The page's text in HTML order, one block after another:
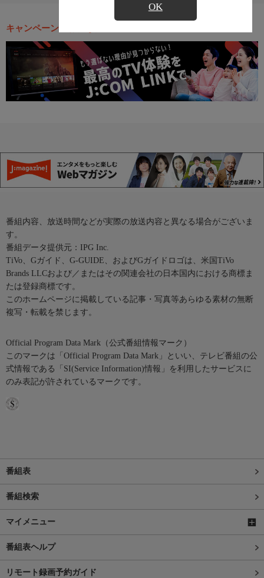
OK
キャンペーン・お得な情報
番組内容、放送時間などが実際の放送内容と異なる場合がございま
す。
番組データ提供元：IPG Inc.
TiVo、Gガイド、G-GUIDE、およびGガイドロゴは、米国TiVo
Brands LLCおよび／またはその関連会社の日本国内における商標ま
たは登録商標です。
このホームページに掲載している記事・写真等あらゆる素材の無断
複写・転載を禁じます。
Official Program Data Mark（公式番組情報マーク）
このマークは「Official Program Data Mark」といい、テレビ番組の公
式情報である「SI(Service Information)情報」を利用したサービスに
のみ表記が許されているマークです。
番組表
番組検索
マイメニュー
番組表ヘルプ
リモート録画予約ガイド